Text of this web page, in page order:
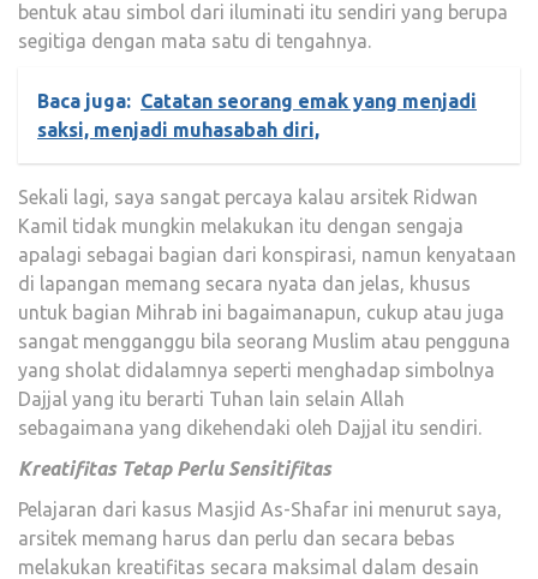
bentuk atau simbol dari iluminati itu sendiri yang berupa
segitiga dengan mata satu di tengahnya.
Baca juga: Catatan seorang emak yang menjadi
saksi, menjadi muhasabah diri,
Sekali lagi, saya sangat percaya kalau arsitek Ridwan
Kamil tidak mungkin melakukan itu dengan sengaja
apalagi sebagai bagian dari konspirasi, namun kenyataan
di lapangan memang secara nyata dan jelas, khusus
untuk bagian Mihrab ini bagaimanapun, cukup atau juga
sangat mengganggu bila seorang Muslim atau pengguna
yang sholat didalamnya seperti menghadap simbolnya
Dajjal yang itu berarti Tuhan lain selain Allah
sebagaimana yang dikehendaki oleh Dajjal itu sendiri.
Kreatifitas Tetap Perlu Sensitifitas
Pelajaran dari kasus Masjid As-Shafar ini menurut saya,
arsitek memang harus dan perlu dan secara bebas
melakukan kreatifitas secara maksimal dalam desain